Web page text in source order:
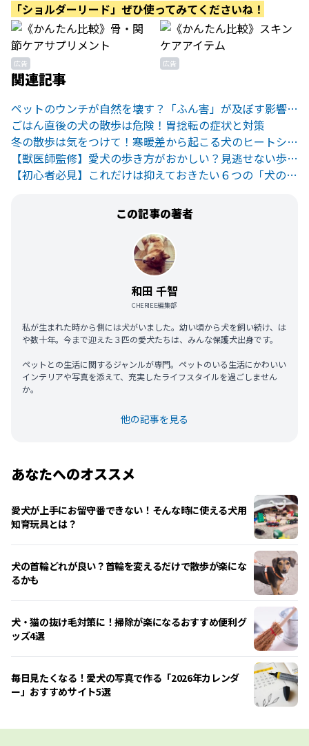
「ショルダーリード」 ぜひ使ってみてくださいね！
広告 広告
関連記事
ペットのウンチが自然を壊す？「ふん害」が及ぼす影響とは
ごはん直後の犬の散歩は危険！胃捻転の症状と対策
冬の散歩は気をつけて！寒暖差から起こる犬のヒートショックと対策法
【獣医師監修】愛犬の歩き方がおかしい？見逃せない歩様異常とは
【初心者必見】これだけは抑えておきたい６つの「犬の散歩マナー」
この記事の著者
和田 千智
CHERIEE編集部
私が生まれた時から側には犬がいました。幼い頃から犬を飼い続け、は
や数十年。今まで迎えた３匹の愛犬たちは、みんな保護犬出身です。
ペットとの生活に関するジャンルが専門。ペットのいる生活にかわいい
インテリアや写真を添えて、充実したライフスタイルを過ごしません
か。
他の記事を見る
あなたへのオススメ
愛犬が上手にお留守番できない！そんな時に使える犬用
知育玩具とは？
犬の首輪どれが良い？首輪を変えるだけで散歩が楽にな
るかも
犬・猫の抜け毛対策に！掃除が楽になるおすすめ便利グ
ッズ4選
毎日見たくなる！愛犬の写真で作る「2026年カレンダ
ー」おすすめサイト5選